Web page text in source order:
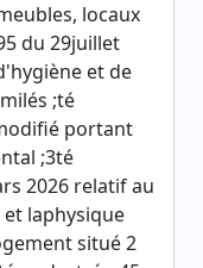
locaux
du 29juillet
et de
;té
portant
;3té
2026 relatif au
laphysique
situé 2